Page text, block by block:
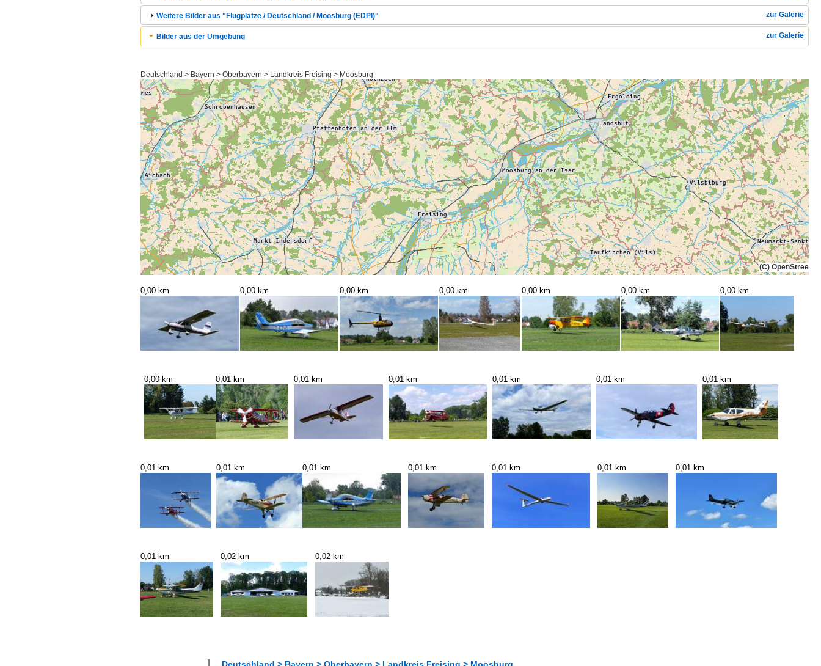
zur Galerie
Weitere Bilder aus "Flugplätze / Deutschland / Moosburg (EDPI)"
zur Galerie
Bilder aus der Umgebung
Deutschland > Bayern > Oberbayern > Landkreis Freising > Moosburg
(C)
0,00 km 0,00 km 0,00 km 0,00 km 0,00 km 0,00 km 0,00 km
0,00 km 0,01 km 0,01 km 0,01 km 0,01 km 0,01 km 0,01 km
0,01 km 0,01 km 0,01 km 0,01 km 0,01 km 0,01 km 0,01 km
0,01 km 0,02 km 0,02 km
Deutschland > Bayern > Oberbayern > Landkreis Freising > Moosburg